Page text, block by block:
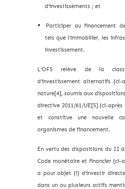
d’investissements ; et
Participer au financement
tels que l’immobilier, les
investissement.
L’OFS relève de la
d’investissement alternatifs (ci-
nature[4], soumis aux
directive 2011/61/UE[5] (ci-après
et constitue une nouvelle
organismes de financement.
En vertu des dispositions du II
Code monétaire et financier (ci-
a pour objet (i) d’investir
dans un ou plusieurs actifs